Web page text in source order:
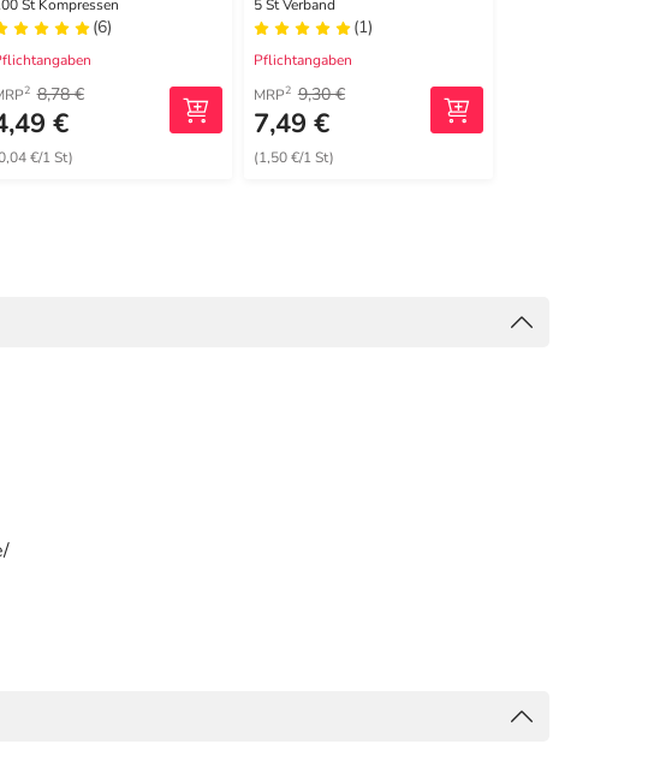
St Kompressen
(6)
2 8,78 €
€
€/1 St)
5 St Verband
(1)
Pflichtangaben
MRP2 9,30 €
7,49 €
(1,50 €/1 St)